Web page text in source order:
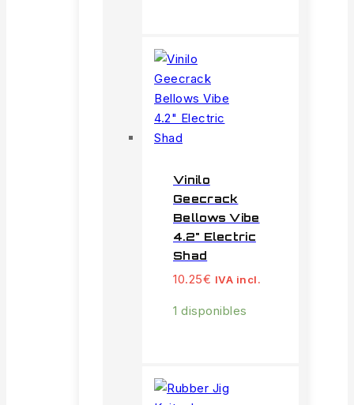
Vinilo
Geecrack
Bellows Vibe
4.2" Electric
Shad
10.25€ IVA incl.
1 disponibles